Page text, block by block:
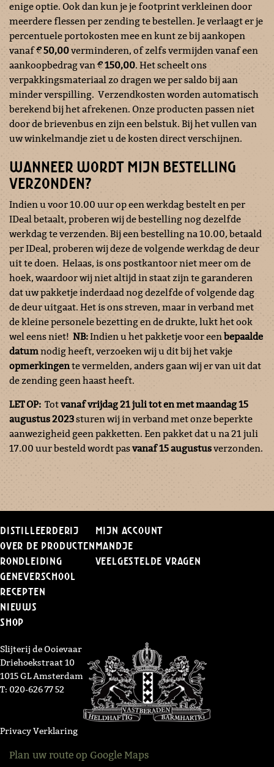
enige optie. Ook dan kun je je footprint verkleinen door
meerdere flessen per zending te bestellen. Je verlaagt er je
percentuele portokosten mee en kunt ze bij aankopen
vanaf€ 50,00verminderen, of zelfs vermijden vanaf een
aankoopbedrag van€ 150,00. Het scheelt ons
verpakkingsmateriaal zo dragen we per saldo bij aan
minder verspilling. Verzendkosten worden automatisch
berekend bij het afrekenen. Onze producten passen niet
door de brievenbus en zijn een belstuk. Bij het vullen van
uw winkelmandje ziet u de kosten direct verschijnen.
WANNEER WORDT MIJN BESTELLING
VERZONDEN?
Indien u voor 10.00 uur op een werkdag bestelt en per
IDeal betaalt, proberen wij de bestelling nog dezelfde
werkdag te verzenden. Bij een bestelling na 10.00, betaald
per IDeal, proberen wij deze de volgende werkdag de deur
uit te doen. Helaas, is ons postkantoor niet meer om de
hoek, waardoor wij niet altijd in staat zijn te garanderen
dat uw pakketje inderdaad nog dezelfde of volgende dag
de deur uitgaat. Het is ons streven, maar in verband met
de kleine personele bezetting en de drukte, lukt het ook
wel eens niet! NB:Indien u het pakketje voor eenbepaalde
datumnodig heeft, verzoeken wij u dit bij het vakje
opmerkingente vermelden, anders gaan wij er van uit dat
de zending geen haast heeft.
LET OP: Totvanaf vrijdag 21 juli tot en met maandag 15
augustus 2023sturen wij in verband met onze beperkte
aanwezigheid geen pakketten. Een pakket dat u na 21 juli
17.00 uur besteld wordt pasvanaf 15 augustusverzonden.
Distilleerderij
Over de producten
Rondleiding
Geneverschool
Recepten
Nieuws
Shop
Mijn Account
Mandje
Veelgestelde vragen
Slijterij de Ooievaar
Driehoekstraat 10
1015 GL Amsterdam
T: 020-626 77 52
Privacy Verklaring
Plan uw route op Google Maps